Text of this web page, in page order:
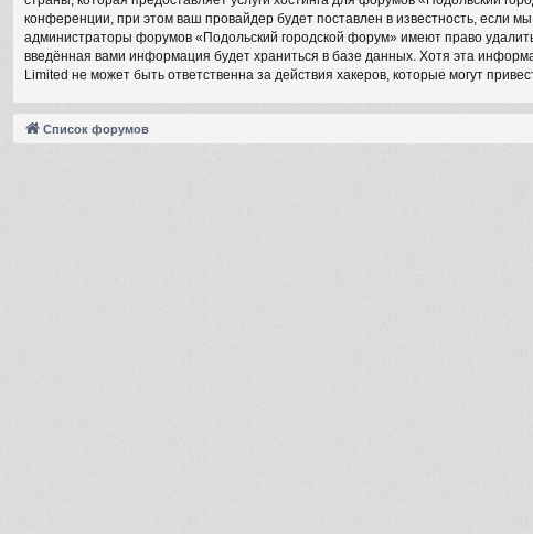
конференции, при этом ваш провайдер будет поставлен в известность, если
администраторы форумов «Подольский городской форум» имеют право
введённая вами информация будет храниться в базе данных. Хотя эта
Limited не может быть ответственна за действия хакеров, которые могут
Список форумов